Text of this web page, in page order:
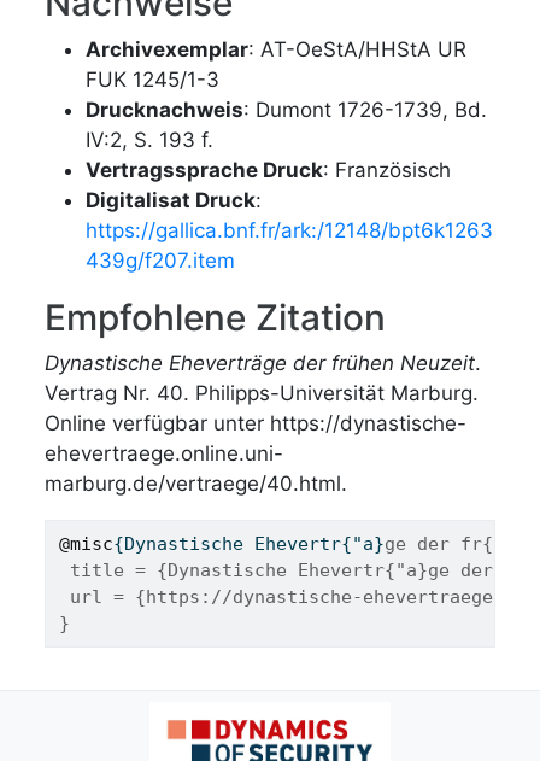
Archivexemplar: AT-OeStA/HHStA UR
FUK 1245/1-3
Drucknachweis: Dumont 1726-1739, Bd.
IV:2, S. 193 f.
Vertragssprache Druck: Französisch
Digitalisat Druck:
https://gallica.bnf.fr/ark:/12148/bpt6k1263
439g/f207.item
Empfohlene Zitation
Dynastische Eheverträge der frühen Neuzeit.
Vertrag Nr. 40. Philipps-Universität Marburg.
Online verfügbar unter https://dynastische-
ehevertraege.online.uni-
marburg.de/vertraege/40.html.
@misc{Dynastische Ehevertr{"a}ge der
title = {Dynastische Ehevertr{"a}ge der
url = {https://dynastische-
}